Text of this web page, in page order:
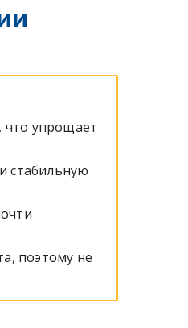
что упрощает
стабильную
поэтому не